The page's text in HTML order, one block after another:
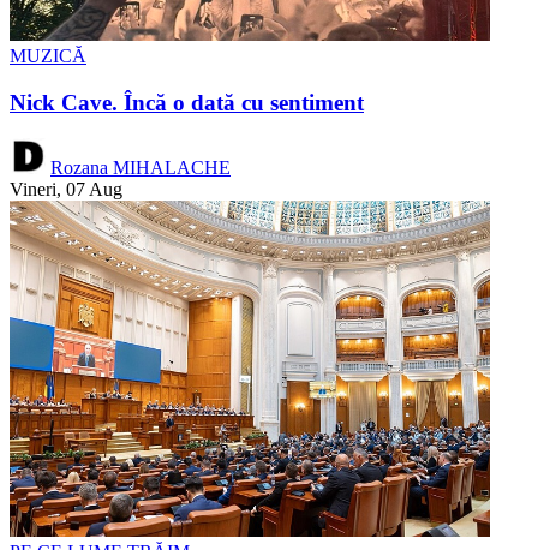
MUZICĂ
Nick Cave. Încă o dată cu sentiment
Rozana MIHALACHE
Vineri, 07 Aug